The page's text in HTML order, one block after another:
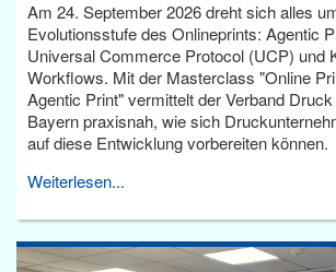
Am 24. September 2026 dreht sich alles
Evolutionsstufe des Onlineprints: Agentic
Universal Commerce Protocol (UCP) und
Workflows. Mit der Masterclass "Online
Agentic Print" vermittelt der Verband
Bayern praxisnah, wie sich
auf diese Entwicklung vorbereiten können.
Weiterlesen...